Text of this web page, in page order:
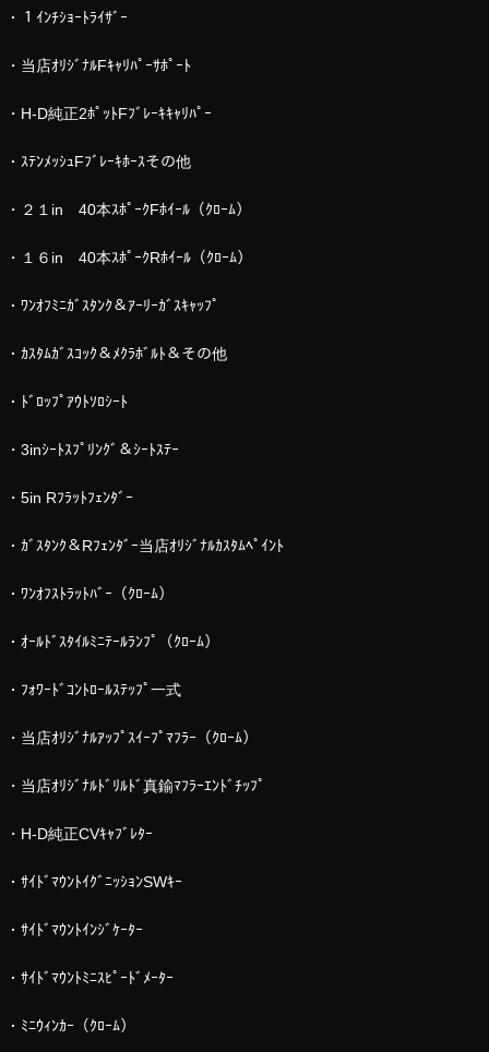
・１ｲﾝﾁｼｮｰﾄﾗｲｻﾞｰ
・当店ｵﾘｼﾞﾅﾙFｷｬﾘﾊﾟｰｻﾎﾟｰﾄ
・H-D純正2ﾎﾟｯﾄFﾌﾞﾚｰｷｷｬﾘﾊﾟｰ
・ｽﾃﾝﾒｯｼｭFﾌﾞﾚｰｷﾎｰｽその他
・２１in 40本ｽﾎﾟｰｸFﾎｲｰﾙ（ｸﾛｰﾑ）
・１６in 40本ｽﾎﾟｰｸRﾎｲｰﾙ（ｸﾛｰﾑ）
・ﾜﾝｵﾌﾐﾆｶﾞｽﾀﾝｸ＆ｱｰﾘｰｶﾞｽｷｬｯﾌﾟ
・ｶｽﾀﾑｶﾞｽｺｯｸ＆ﾒｸﾗﾎﾞﾙﾄ＆その他
・ﾄﾞﾛｯﾌﾟｱｳﾄｿﾛｼｰﾄ
・3inｼｰﾄｽﾌﾟﾘﾝｸﾞ＆ｼｰﾄｽﾃｰ
・5in Rﾌﾗｯﾄﾌｪﾝﾀﾞｰ
・ｶﾞｽﾀﾝｸ＆Rﾌｪﾝﾀﾞｰ当店ｵﾘｼﾞﾅﾙｶｽﾀﾑﾍﾟｲﾝﾄ
・ﾜﾝｵﾌｽﾄﾗｯﾄﾊﾞｰ（ｸﾛｰﾑ）
・ｵｰﾙﾄﾞｽﾀｲﾙﾐﾆﾃｰﾙﾗﾝﾌﾟ（ｸﾛｰﾑ）
・ﾌｫﾜｰﾄﾞｺﾝﾄﾛｰﾙｽﾃｯﾌﾟ一式
・当店ｵﾘｼﾞﾅﾙｱｯﾌﾟｽｲｰﾌﾟﾏﾌﾗｰ（ｸﾛｰﾑ）
・当店ｵﾘｼﾞﾅﾙﾄﾞﾘﾙﾄﾞ真鍮ﾏﾌﾗｰｴﾝﾄﾞﾁｯﾌﾟ
・H-D純正CVｷｬﾌﾞﾚﾀｰ
・ｻｲﾄﾞﾏｳﾝﾄｲｸﾞﾆｯｼｮﾝSWｷｰ
・ｻｲﾄﾞﾏｳﾝﾄｲﾝｼﾞｹｰﾀｰ
・ｻｲﾄﾞﾏｳﾝﾄﾐﾆｽﾋﾟｰﾄﾞﾒｰﾀｰ
・ﾐﾆｳｨﾝｶｰ（ｸﾛｰﾑ）